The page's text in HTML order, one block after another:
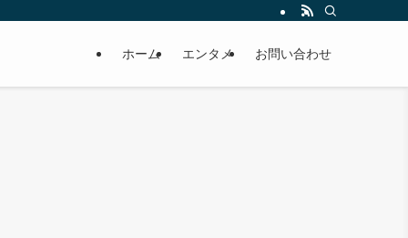
ホーム エンタメ お問い合わせ